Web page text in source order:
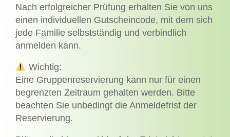
Nach erfolgreicher Prüfung erhalten Sie von uns
einen individuellen Gutscheincode, mit dem sich
jede Familie selbstständig und verbindlich
anmelden kann.
Wichtig:
Eine Gruppenreservierung kann nur für einen
begrenzten Zeitraum gehalten werden. Bitte
beachten Sie unbedingt die Anmeldefrist der
Reservierung.